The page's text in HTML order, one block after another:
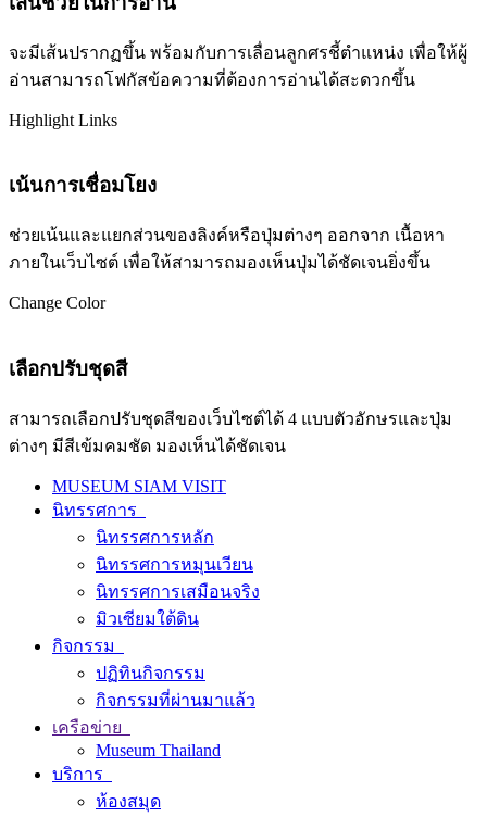
จะมีเส้นปรากฏขึ้น พร้อมกับการเลื่อนลูกศรชี้ตำแหน่ง เพื่อให้ผู้
อ่านสามารถโฟกัสข้อความที่ต้องการอ่านได้สะดวกขึ้น
Highlight Links
เน้นการเชื่อมโยง
ช่วยเน้นและแยกส่วนของลิงค์หรือปุ่มต่างๆ ออกจาก เนื้อหา
ภายในเว็บไซต์ เพื่อให้สามารถมองเห็นปุ่มได้ชัดเจนยิ่งขึ้น
Change Color
เลือกปรับชุดสี
สามารถเลือกปรับชุดสีของเว็บไซต์ได้ 4 แบบตัวอักษรและปุ่ม
ต่างๆ มีสีเข้มคมชัด มองเห็นได้ชัดเจน
MUSEUM SIAM VISIT
นิทรรศการ
นิทรรศการหลัก
นิทรรศการหมุนเวียน
นิทรรศการเสมือนจริง
มิวเซียมใต้ดิน
กิจกรรม
ปฏิทินกิจกรรม
กิจกรรมที่ผ่านมาแล้ว
เครือข่าย
Museum Thailand
บริการ
ห้องสมุด